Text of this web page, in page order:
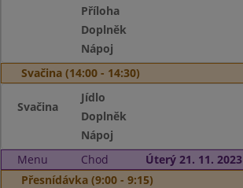
Příloha
Doplněk
Nápoj
Svačina (14:00 - 14:30)
Svačina
Jídlo
Doplněk
Nápoj
Menu
Chod
Úterý 21. 11. 2023
Přesnídávka (9:00 - 9:15)